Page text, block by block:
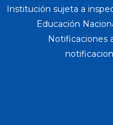
Institución sujeta a
Educación
Notificaciones